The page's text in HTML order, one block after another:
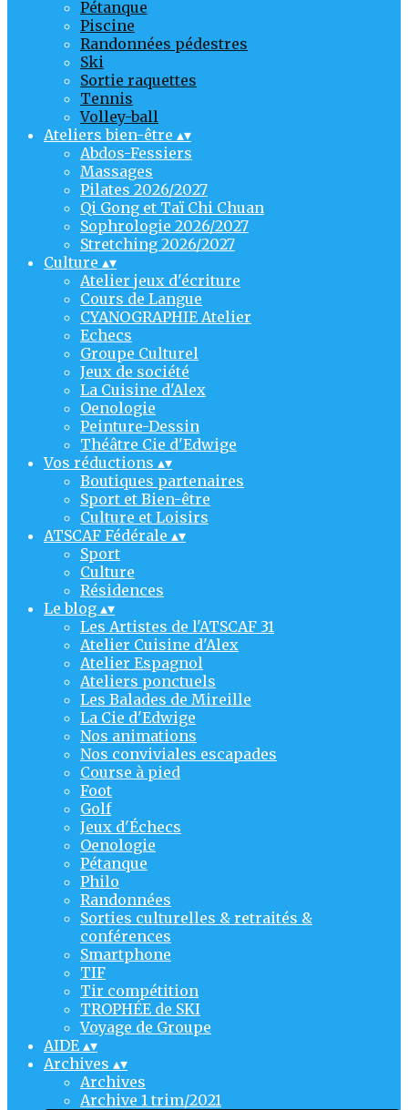
Pétanque
Piscine
Randonnées pédestres
Ski
Sortie raquettes
Tennis
Volley-ball
Ateliers bien-être ▴▾
Abdos-Fessiers
Massages
Pilates 2026/2027
Qi Gong et Taï Chi Chuan
Sophrologie 2026/2027
Stretching 2026/2027
Culture ▴▾
Atelier jeux d'écriture
Cours de Langue
CYANOGRAPHIE Atelier
Echecs
Groupe Culturel
Jeux de société
La Cuisine d'Alex
Oenologie
Peinture-Dessin
Théâtre Cie d'Edwige
Vos réductions ▴▾
Boutiques partenaires
Sport et Bien-être
Culture et Loisirs
ATSCAF Fédérale ▴▾
Sport
Culture
Résidences
Le blog ▴▾
Les Artistes de l'ATSCAF 31
Atelier Cuisine d'Alex
Atelier Espagnol
Ateliers ponctuels
Les Balades de Mireille
La Cie d'Edwige
Nos animations
Nos conviviales escapades
Course à pied
Foot
Golf
Jeux d'Échecs
Oenologie
Pétanque
Philo
Randonnées
Sorties culturelles & retraités &
conférences
Smartphone
TIF
Tir compétition
TROPHÉE de SKI
Voyage de Groupe
AIDE ▴▾
Archives ▴▾
Archives
Archive 1 trim/2021